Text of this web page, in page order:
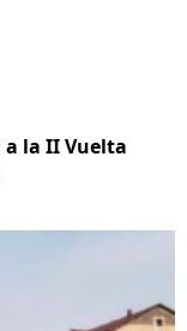
a la II Vuelta